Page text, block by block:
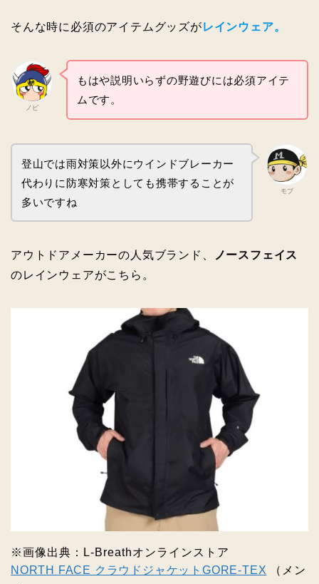
そんな時に必須のアイテムグッズがレインウェア。
ノビ
もはや説明いらずの野遊びには必須アイテ
ムです。
モブ
登山では雨対策以外にウインドブレーカー
代わりに防寒対策としても携帯することが
多いですね
アウトドアメーカーの人気ブランド、
ノースフェイス
のレインウェアがこちら。
※画像出典：L‐Breathオンラインストア
NORTH FACE クラウドジャケットGORE-TEX （メン